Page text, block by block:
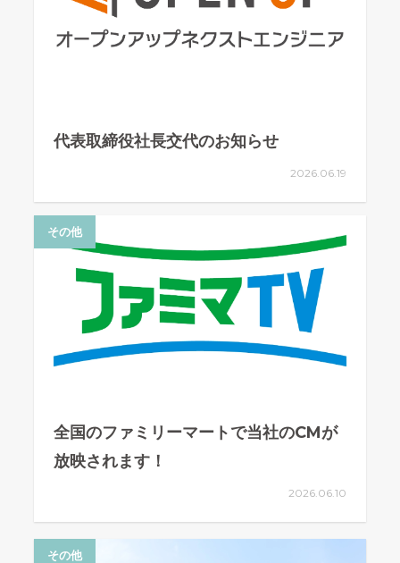
代表取締役社長交代のお知らせ
2026.06.19
その他
全国のファミリーマートで当社のCMが
放映されます！
2026.06.10
その他